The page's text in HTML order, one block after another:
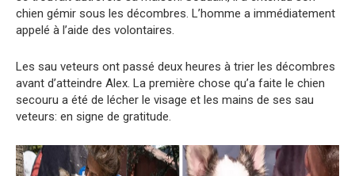
chien gémir sous les décombres. L’homme a immédiatement
appelé à l’aide des volontaires.
Les sau veteurs ont passé deux heures à trier les décombres
avant d’atteindre Alex. La première chose qu’a faite le chien
secouru a été de lécher le visage et les mains de ses sau
veteurs: en signe de gratitude.